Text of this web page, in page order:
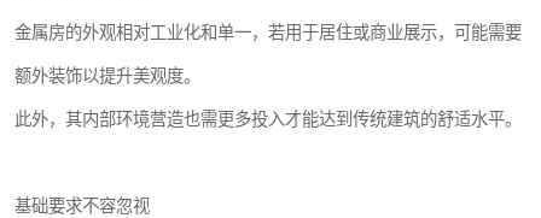
金属房的外观相对工业化和单一，若用于居住或商业展示，可能需要
额外装饰以提升美观度。
此外，其内部环境营造也需更多投入才能达到传统建筑的舒适水平。
基础要求不容忽视